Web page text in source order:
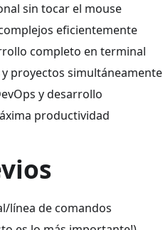
sin tocar el mouse
eficientemente
completo en terminal
proyectos simultáneamente
y desarrollo
productividad
línea de comandos